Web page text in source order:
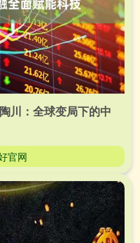
川：全球变局下的中
官网